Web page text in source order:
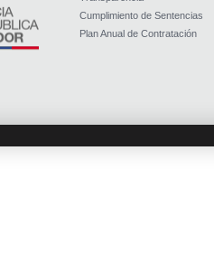
Cumplimiento de Sentencias
Plan Anual de Contratación